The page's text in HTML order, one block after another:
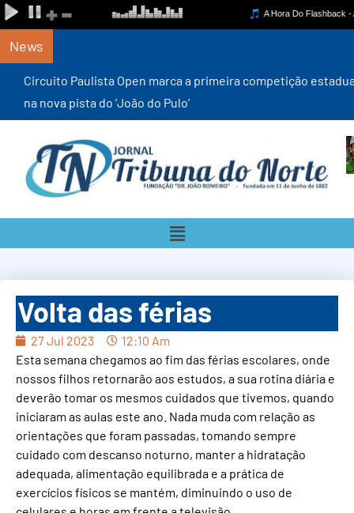
News
Circuito Paulista Open marca a primeira competição estadual
na nova pista do ‘João do Pulo’
Volta das férias
27 Jul 2023
12:10 Am
Esta semana chegamos ao fim das férias escolares, onde
nossos filhos retornarão aos estudos, a sua rotina diária e
deverão tomar os mesmos cuidados que tivemos, quando
iniciaram as aulas este ano. Nada muda com relação as
orientações que foram passadas, tomando sempre
cuidado com descanso noturno, manter a hidratação
adequada, alimentação equilibrada e a prática de
exercícios físicos se mantém, diminuindo o uso de